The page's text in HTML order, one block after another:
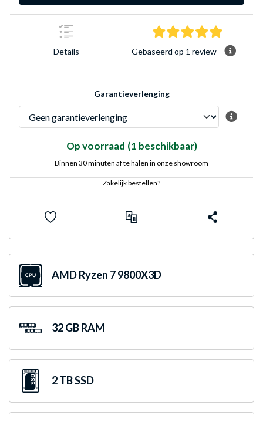
Details Gebaseerd op 1 review
Garantieverlenging
Op voorraad (1 beschikbaar)
Binnen 30 minuten af te halen in onze showroom
Zakelijk bestellen?
AMD Ryzen 7 9800X3D
32 GB RAM
2 TB SSD